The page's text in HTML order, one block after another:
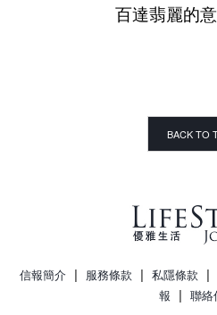
百達翡麗的
BACK TO
信報簡介 | 服務條款 | 私隱條款 |
報 | 聯絡